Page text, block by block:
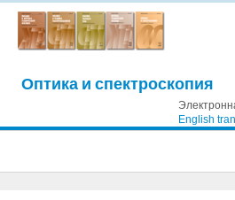
Оптика и спектроскопия
English